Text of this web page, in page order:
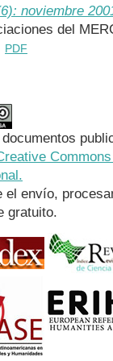
noviembre
del
PDF
el envío,
gratuito.